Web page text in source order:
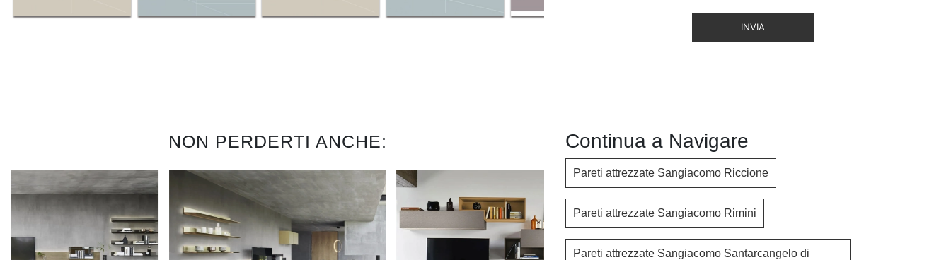
INVIA
NON PERDERTI ANCHE: Continua a Navigare
Pareti attrezzate Sangiacomo Riccione
Pareti attrezzate Sangiacomo Rimini
Pareti attrezzate Sangiacomo Santarcangelo di